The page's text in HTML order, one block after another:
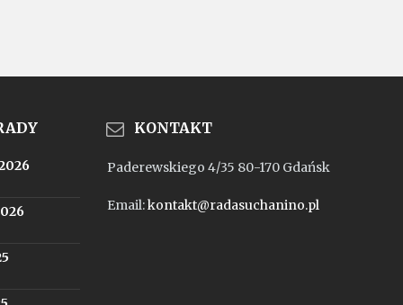
KONTAKT
Paderewskiego 4/35 80-170 Gdańsk
Email:kontakt@radasuchanino.pl